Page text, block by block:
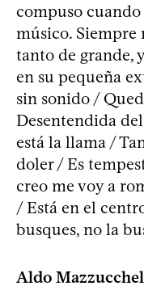
compuso cuando
músico.
tanto de grande,
en su pequeña
sin sonido /
Desentendida
está la llama /
doler / Es
creo me voy a
/ Está en el
busques, no la
Aldo